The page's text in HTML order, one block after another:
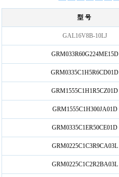
型 号
GAL16V8B-10LJ
GRM033R60G224ME15D
GRM0335C1H5R6CD01D
GRM1555C1H1R5CZ01D
GRM1555C1H300JA01D
GRM0335C1ER50CE01D
GRM0225C1C3R9CA03L
GRM0225C1C2R2BA03L